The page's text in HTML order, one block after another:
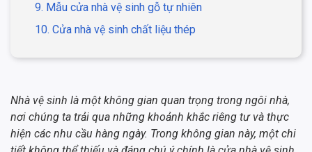
9. Mẫu cửa nhà vệ sinh gỗ tự nhiên
10. Cửa nhà vệ sinh chất liệu thép
Nhà vệ sinh là một không gian quan trọng trong ngôi nhà,
nơi chúng ta trải qua những khoảnh khắc riêng tư và thực
hiện các nhu cầu hàng ngày. Trong không gian này, một chi